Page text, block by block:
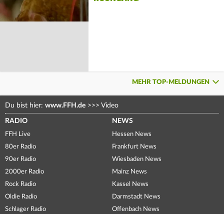
MEHR TOP-MELDUNGEN
Du bist hier: www.FFH.de >>> Video
RADIO
FFH Live
80er Radio
90er Radio
2000er Radio
Rock Radio
Oldie Radio
Schlager Radio
NEWS
Hessen News
Frankfurt News
Wiesbaden News
Mainz News
Kassel News
Darmstadt News
Offenbach News